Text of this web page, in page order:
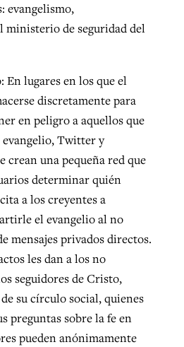
evangelismo,
ministerio de seguridad del
En lugares en los que el
discretamente para
en peligro a aquellos que
Twitter y
crean una pequeña red que
determinar quién
a los creyentes a
el evangelio al no
mensajes privados directos.
les dan a los no
seguidores de Cristo,
su círculo social, quienes
preguntas sobre la fe en
pueden anónimamente